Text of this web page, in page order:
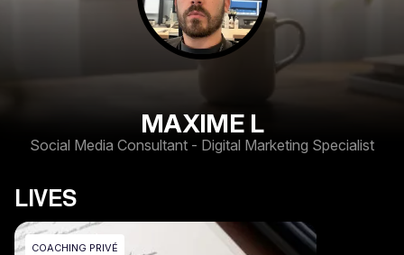
MAXIME L
Social Media Consultant - Digital Marketing Specialist
LIVES
COACHING PRIVÉ